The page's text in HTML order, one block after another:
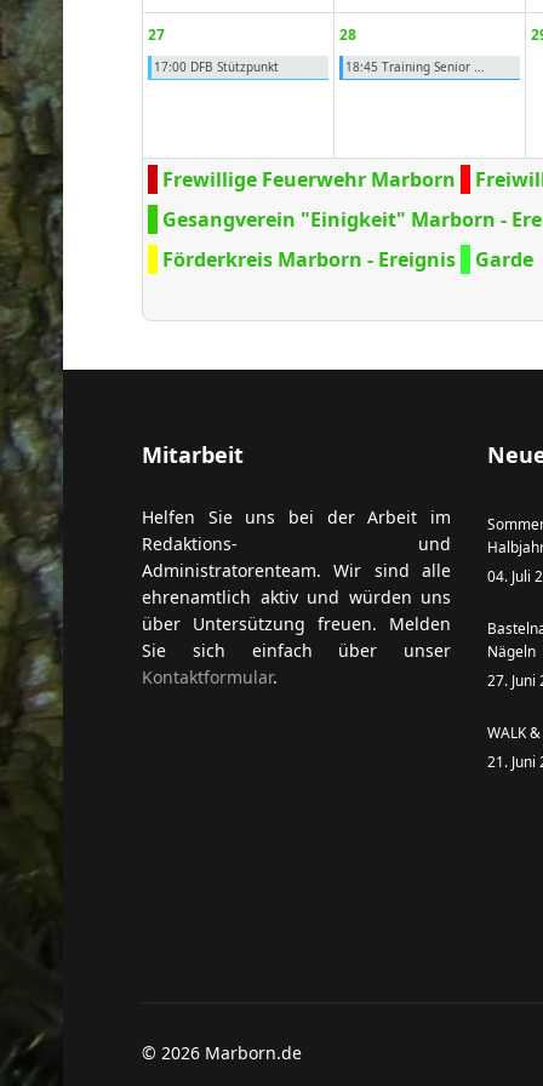
27
17:00 DFB Stützpunkt
28
18:45 Training Senior ...
Frewillige Feuerwehr Marborn
Gesangverein "Einigkeit" Marborn -
Förderkreis Marborn - Ereignis
Garde
Mitarbeit
Helfen Sie uns bei der Arbeit im
Redaktions- und
Administratorenteam. Wir sind alle
ehrenamtlich aktiv und würden uns
über Untersützung freuen. Melden
Sie sich einfach über unser
Kontaktformular.
04. Juli
Nägeln
27. Juni
WALK
21. Juni
© 2026 Marborn.de